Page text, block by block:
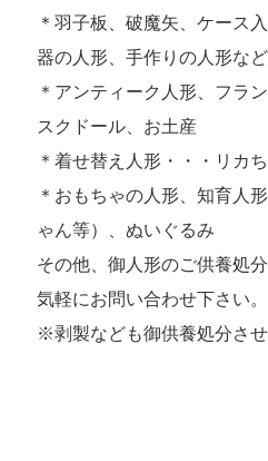
＊羽子板、破魔矢、ケース
器の人形、手作りの人形など
＊アンティーク人形、フラ
スクドール、お土産
＊着せ替え人形・・・リカ
＊おもちゃの人形、知育人
ゃん等）、ぬいぐるみ
その他、御人形のご供養処
気軽にお問い合わせ下さい。
※剥製なども御供養処分させ